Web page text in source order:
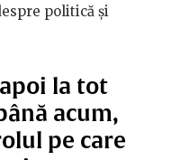
politică și
la tot
acum,
pe care